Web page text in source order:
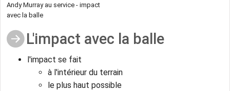
Andy Murray au service - impact
avec la balle
L'impact avec la balle
l'impact se fait
à l'intérieur du terrain
le plus haut possible